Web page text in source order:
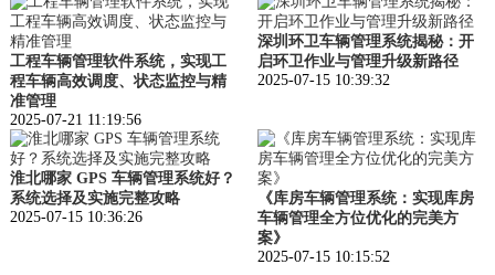
工程车辆管理软件系统，实现工
程车辆高效调度、状态监控与精
准管理
2025-07-21 11:19:56
深圳环卫车辆管理系统揭秘：开
启环卫作业与管理升级新路径
2025-07-15 10:39:32
淮北哪家 GPS 车辆管理系统好？
系统选择及实施完整攻略
2025-07-15 10:36:26
《库房车辆管理系统：实现库房
车辆管理全方位优化的完美方
案》
2025-07-15 10:15:52